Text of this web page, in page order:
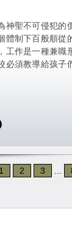
神聖不可侵犯
體制下百般順
工作是一種兼
必須教導給孩
1 2 3 ...